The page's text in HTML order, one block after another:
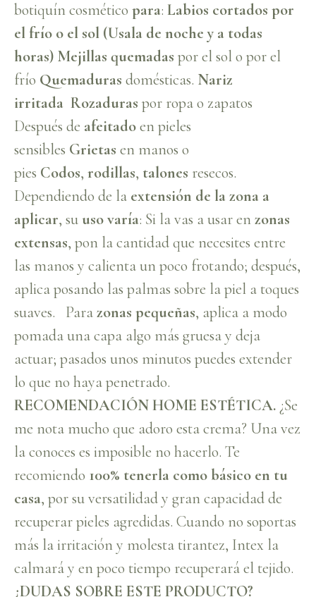
botiquín cosmético para: Labios cortados por
el frío o el sol (Usala de noche y a todas
horas) Mejillas quemadas por el sol o por el
frío Quemaduras domésticas. Nariz
irritada Rozaduras por ropa o zapatos
Después de afeitadoen pieles
sensibles Grietas en manos o
pies Codos, rodillas, talones resecos.
Dependiendo de la extensión de la zona a
aplicar, su uso varía: Si la vas a usar enzonas
extensas, pon la cantidad que necesites entre
las manos y calienta un poco frotando; después,
aplica posando las palmas sobre la piel a toques
suaves. Parazonas pequeñas, aplica a modo
pomada una capa algo más gruesa y deja
actuar; pasados unos minutos puedes extender
lo que no haya penetrado.
RECOMENDACIÓN HOME ESTÉTICA. ¿Se
me nota mucho que adoro esta crema? Una vez
la conoces es imposible no hacerlo. Te
recomiendo 100% tenerla como básico en tu
casa, por su versatilidad y gran capacidad de
recuperar pieles agredidas. Cuando no soportas
más la irritación y molesta tirantez, Intex la
calmará y en poco tiempo recuperará el tejido.
¿DUDAS SOBRE ESTE PRODUCTO?